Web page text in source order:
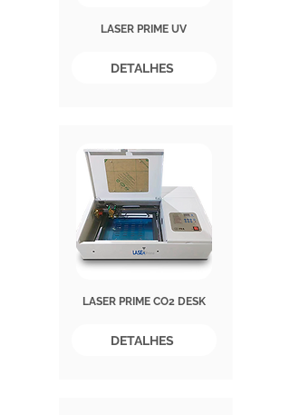
LASER PRIME UV
DETALHES
LASER PRIME CO2 DESK
DETALHES